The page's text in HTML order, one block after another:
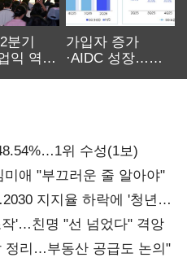
분기
익 역대
가입자 증가
·AIDC 성장…
위 수성(1보)
애 "부끄러운 줄 알아야"
지지율 하락에 '청년
'…친명 "선 넘었다" 격앙
정리…부동산 공급도 논의"